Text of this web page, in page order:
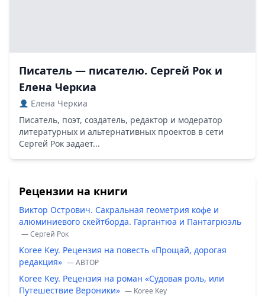
Писатель — писателю. Сергей Рок и
Елена Черкиа
Елена Черкиа
Писатель, поэт, создатель, редактор и модератор
литературных и альтернативных проектов в сети
Сергей Рок задает...
Рецензии на книги
Виктор Острович. Сакральная геометрия кофе и
алюминиевого скейтборда. Гаргантюа и Пантагрюэль
— Сергей Рок
Koree Key. Рецензия на повесть «Прощай, дорогая
редакция» — ABTOP
Koree Key. Рецензия на роман «Судовая роль, или
Путешествие Вероники» — Koree Key